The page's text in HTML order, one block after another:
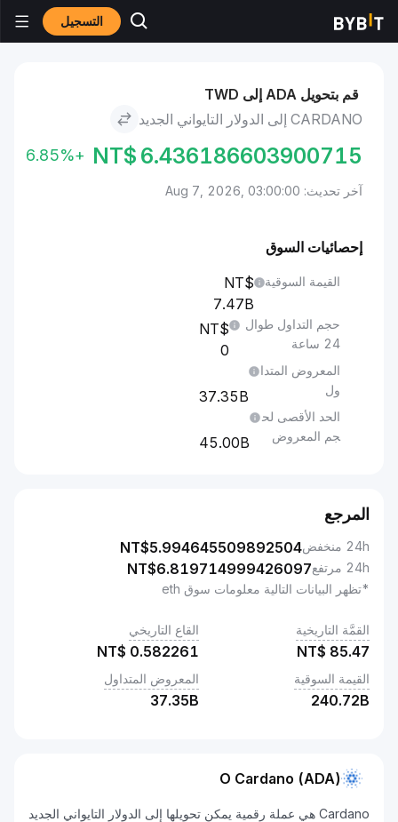
التسجيل
الأسواق Cardano to الدولار التايواني الجديد
قم بتحويل ADA إلى TWD
CARDANO إلى الدولار التايواني الجديد
NT$ 6.436186603900715
+6.85%
آخر تحديث: Aug 7, 2026, 03:00:00
إحصائيات السوق
القيمة السوقية
7.47B
حجم التداول طوال
24 ساعة
0
المعروض المتدا
ول
37.35B
الحد الأقصى لح
جم المعروض
45.00B
المرجع
24h منخفض NT$5.994645509892504
24h مرتفع NT$6.819714999426097
*تظهر البيانات التالية معلومات سوق eth
القمَّة التاريخية
NT$ 85.47
القاع التاريخي
NT$ 0.582261
القيمة السوقية
240.72B
المعروض المتداول
37.35B
O Cardano (ADA)
Cardano هي عملة رقمية يمكن تحويلها إلى الدولار التايواني الجديد